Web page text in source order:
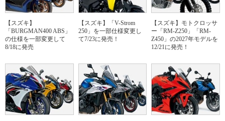
【スズキ】
「BURGMAN400 ABS」
の仕様を一部変更して
8/18に発売
【スズキ】「V-Strom
250」を一部仕様変更し
て7/23に発売！
【スズキ】モトクロッサ
ー「RM-Z250」「RM-
Z450」の2027年モデルを
12/21に発売！